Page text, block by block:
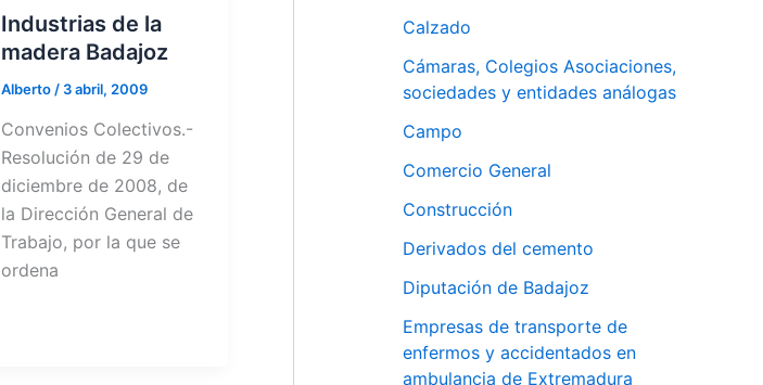
Industrias de la
madera Badajoz
Alberto / 3 abril, 2009
Convenios Colectivos.-
Resolución de 29 de
diciembre de 2008, de
la Dirección General de
Trabajo, por la que se
ordena
Calzado
Cámaras, Colegios Asociaciones,
sociedades y entidades análogas
Campo
Comercio General
Construcción
Derivados del cemento
Diputación de Badajoz
Empresas de transporte de
enfermos y accidentados en
ambulancia de Extremadura